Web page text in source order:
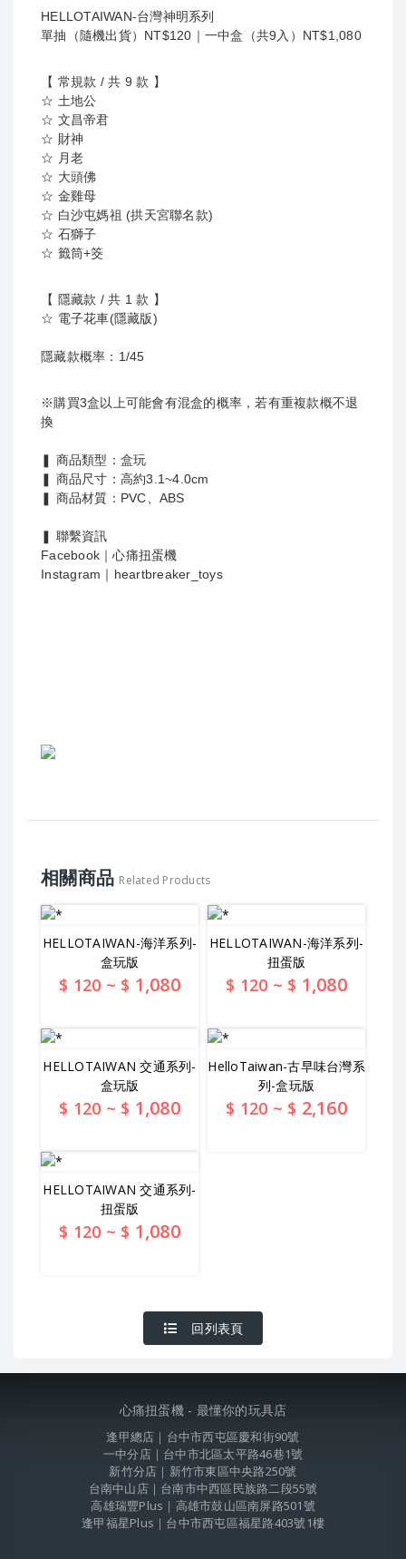
HELLOTAIWAN-台灣神明系列
單抽（隨機出貨）NT$120｜一中盒（共9入）NT$1,080
【 常規款 / 共 9 款 】
☆ 土地公
☆ 文昌帝君
☆ 財神
☆ 月老
☆ 大頭佛
☆ 金雞母
☆ 白沙屯媽祖 (拱天宮聯名款)
☆ 石獅子
☆ 籤筒+筊
【 隱藏款 / 共 1 款 】
☆ 電子花車(隱藏版)
隱藏款概率：1/45
※購買3盒以上可能會有混盒的概率，若有重複款概不退
換
❚ 商品類型：盒玩
❚ 商品尺寸：高約3.1~4.0cm
❚ 商品材質：PVC、ABS
❚ 聯繫資訊
Facebook｜心痛扭蛋機
Instagram｜heartbreaker_toys
相關商品 Related Products
HELLOTAIWAN-海洋系列-
盒玩版
$ 120 ~ $ 1,080
HELLOTAIWAN-海洋系列-
扭蛋版
$ 120 ~ $ 1,080
HELLOTAIWAN 交通系列-
盒玩版
$ 120 ~ $ 1,080
HelloTaiwan-古早味台灣系
列-盒玩版
$ 120 ~ $ 2,160
HELLOTAIWAN 交通系列-
扭蛋版
$ 120 ~ $ 1,080
回列表頁
心痛扭蛋機 - 最懂你的玩具店
逢甲總店｜台中市西屯區慶和街90號
一中分店｜台中市北區太平路46巷1號
新竹分店｜新竹市東區中央路250號
台南中山店｜台南市中西區民族路二段55號
高雄瑞豐Plus｜高雄市鼓山區南屏路501號
逢甲福星Plus｜台中市西屯區福星路403號1樓